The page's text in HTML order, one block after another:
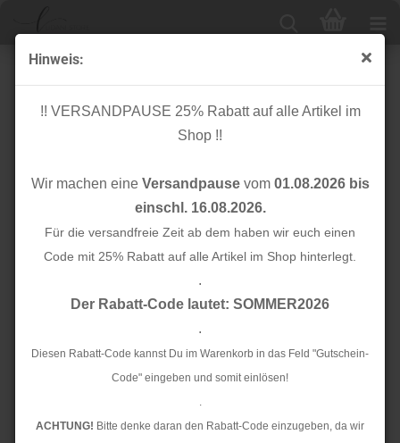
Hinweis:
!! VERSANDPAUSE 25% Rabatt auf alle Artikel im
Shop !!
Wir machen eine Versandpausevom 01.08.2026 bis
einschl. 16.08.2026.
Für die versandfreie Zeit ab dem haben wir euch einen
Code mit 25% Rabatt auf alle Artikel im Shop hinterlegt.
.
Der Rabatt-Code lautet: SOMMER2026
.
Diesen Rabatt-Code kannst Du im Warenkorb in das Feld "Gutschein-
Code" eingeben und somit einlösen!
.
ACHTUNG! Bitte denke daran den Rabatt-Code einzugeben, da wir
Bio Baumwoll Stretch Twill - plum - Mind the Maker